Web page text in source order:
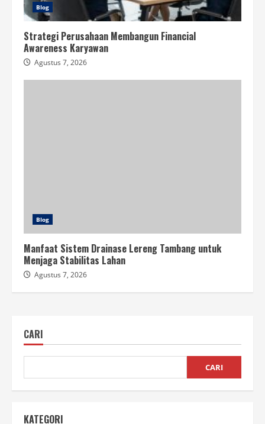
Blog
Strategi Perusahaan Membangun Financial
Awareness Karyawan
Agustus 7, 2026
Blog
Manfaat Sistem Drainase Lereng Tambang untuk
Menjaga Stabilitas Lahan
Agustus 7, 2026
CARI
CARI
KATEGORI